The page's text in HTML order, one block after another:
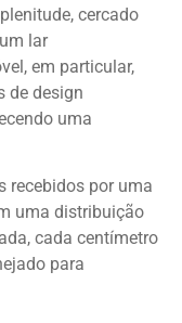
cercado
lar
em particular,
de design
uma
recebidos por uma
uma distribuição
cada centímetro
para